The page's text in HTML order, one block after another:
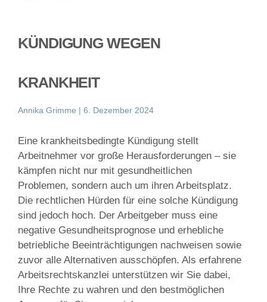
KÜNDIGUNG WEGEN
KRANKHEIT
Annika Grimme 6. Dezember 2024
Eine krankheitsbedingte Kündigung stellt
Arbeitnehmer vor große Herausforderungen – sie
kämpfen nicht nur mit gesundheitlichen
Problemen, sondern auch um ihren Arbeitsplatz.
Die rechtlichen Hürden für eine solche Kündigung
sind jedoch hoch. Der Arbeitgeber muss eine
negative Gesundheitsprognose und erhebliche
betriebliche Beeinträchtigungen nachweisen sowie
zuvor alle Alternativen ausschöpfen. Als erfahrene
Arbeitsrechtskanzlei unterstützen wir Sie dabei,
Ihre Rechte zu wahren und den bestmöglichen